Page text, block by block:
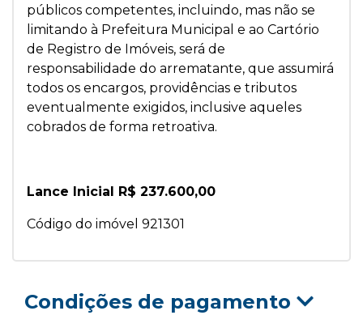
públicos competentes, incluindo, mas não se
limitando à Prefeitura Municipal e ao Cartório
de Registro de Imóveis, será de
responsabilidade do arrematante, que assumirá
todos os encargos, providências e tributos
eventualmente exigidos, inclusive aqueles
cobrados de forma retroativa.
Lance Inicial R$ 237.600,00
Código do imóvel 921301
Condições de pagamento